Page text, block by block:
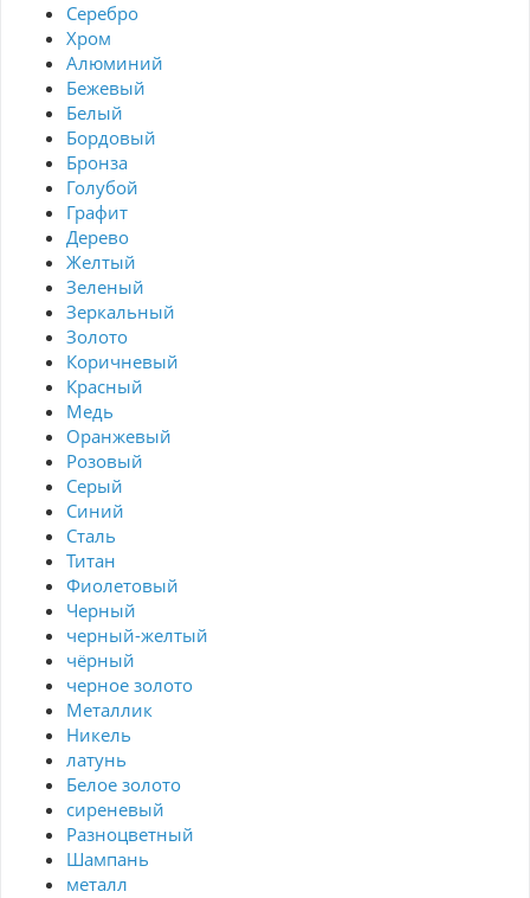
Серебро
Хром
Алюминий
Бежевый
Белый
Бордовый
Бронза
Голубой
Графит
Дерево
Желтый
Зеленый
Зеркальный
Золото
Коричневый
Красный
Медь
Оранжевый
Розовый
Серый
Синий
Сталь
Титан
Фиолетовый
Черный
черный-желтый
чёрный
черное золото
Металлик
Никель
латунь
Белое золото
сиреневый
Разноцветный
Шампань
металл